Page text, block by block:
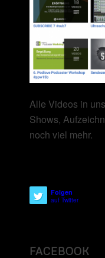
Alle Videos in
Shows,
noch viel mehr.
Folgen
auf Twitter
FACEBOOK